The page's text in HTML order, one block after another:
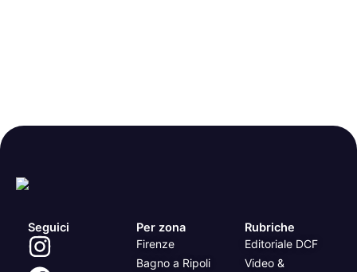
Seguici Per zona
Firenze
Bagno a Ripoli
Rubriche
Editoriale DCF
Video &